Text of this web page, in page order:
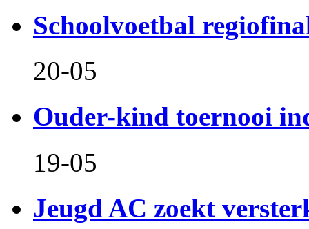
Schoolvoetbal
20-05
Ouder-kind toernooi
19-05
Jeugd AC zoekt